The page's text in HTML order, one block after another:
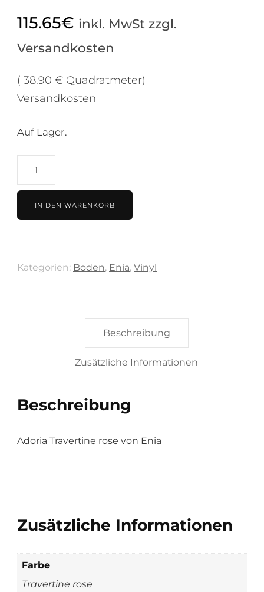
115.65€ inkl. MwSt zzgl.
Versandkosten
( 38.90 € Quadratmeter)
Versandkosten
Auf Lager.
38.90€/m²
Adoria
Travertine
rose
IN DEN WARENKORB
Kategorien: Boden, Enia, Vinyl
Beschreibung
Zusätzliche Informationen
Beschreibung
Adoria Travertine rose von Enia
Zusätzliche Informationen
Farbe
Travertine rose